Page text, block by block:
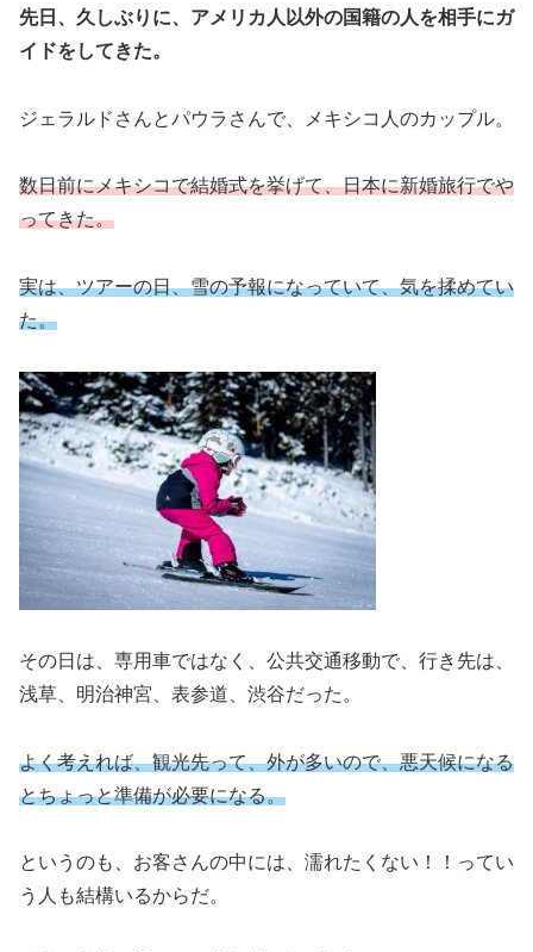
先日、久しぶりに、アメリカ人以外の国籍の人を相手にガ
イドをしてきた。
ジェラルドさんとパウラさんで、メキシコ人のカップル。
数日前にメキシコで結婚式を挙げて、日本に新婚旅行でや
ってきた。
実は、ツアーの日、雪の予報になっていて、気を揉めてい
た。
その日は、専用車ではなく、公共交通移動で、行き先は、
浅草、明治神宮、表参道、渋谷だった。
よく考えれば、観光先って、外が多いので、悪天候になる
とちょっと準備が必要になる。
というのも、お客さんの中には、濡れたくない！！ってい
う人も結構いるからだ。